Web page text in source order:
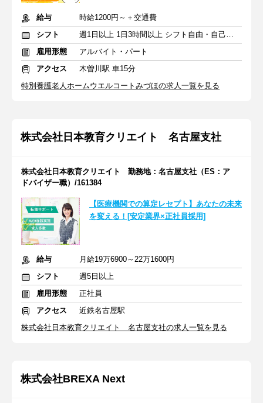
給与
時給1200円～＋交通費
シフト
週1日以上 1日3時間以上 シフト自由・自己申告
雇用形態
アルバイト・パート
アクセス
木曽川駅 車15分
特別養護老人ホームウエルコートみづほの求人一覧を見る
株式会社日本教育クリエイト 名古屋支社
株式会社日本教育クリエイト 勤務地：名古屋支社（ES：ア
ドバイザー職）/161384
【医療機関での算定レセプト】あなたの未来
を変える！[安定業界×正社員採用]
給与
月給19万6900～22万1600円
シフト
週5日以上
雇用形態
正社員
アクセス
近鉄名古屋駅
株式会社日本教育クリエイト 名古屋支社の求人一覧を見る
株式会社BREXA Next